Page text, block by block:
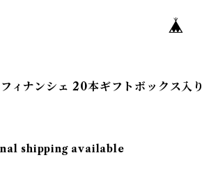
ィナンシェ 20本ギフトボックス入り
shipping available